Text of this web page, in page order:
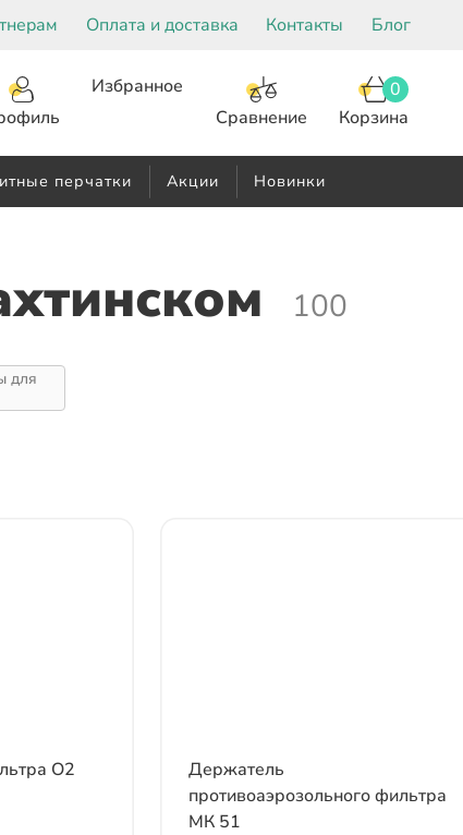
Оплата и доставка Контакты Блог
Избранное
Сравнение
Корзина
0
перчатки Акции Новинки
100
для
О2
Держатель
противоаэрозольного фильтра
МК 51